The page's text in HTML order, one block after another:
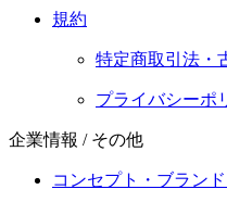
規約
特定商取引法・
プライバシーポ
企業情報 / その他
コンセプト・ブラン